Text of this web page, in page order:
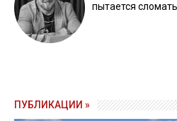
пытается
ПУБЛИКАЦИИ »